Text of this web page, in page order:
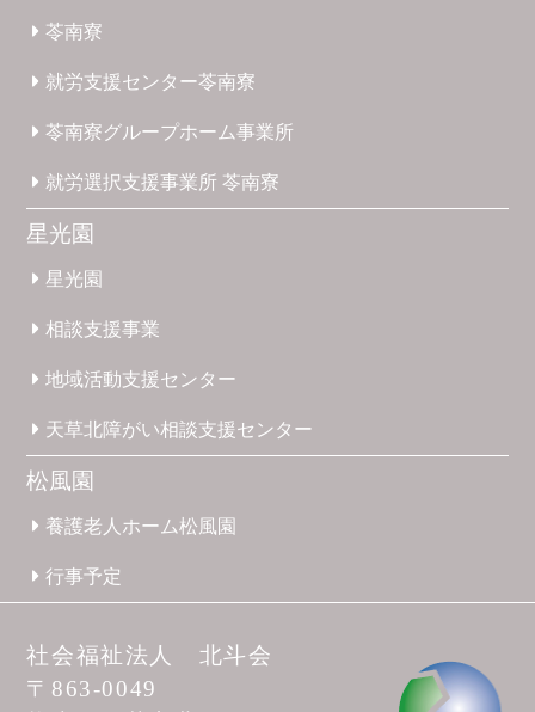
苓南寮
就労支援センター苓南寮
苓南寮グループホーム事業所
就労選択支援事業所苓南寮
星光園
星光園
相談支援事業
地域活動支援センター
天草北障がい相談支援センター
松風園
養護老人ホーム松風園
行事予定
社会福祉法人 北斗会
〒863-0049